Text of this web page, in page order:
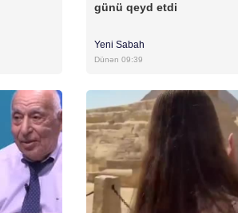
günü qeyd etdi
Yeni Sabah
Dünən 09:39